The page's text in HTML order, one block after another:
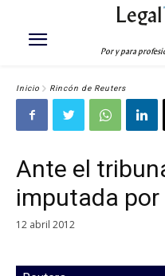
Legal
Por y para
Inicio Rincón de Reuters
Ante el
imputada por
12 abril 2012